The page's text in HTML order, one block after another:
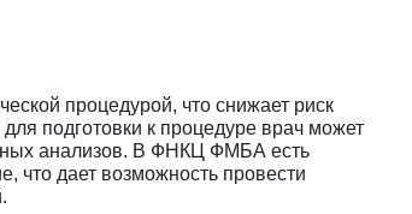
процедурой, что снижает риск
подготовки к процедуре врач может
анализов. В ФНКЦ ФМБА есть
что дает возможность провести